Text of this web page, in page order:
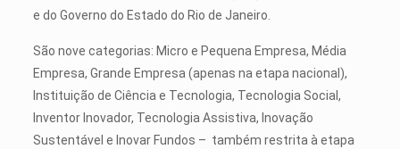
e do Governo do Estado do Rio de Janeiro.
São nove categorias: Micro e Pequena Empresa, Média
Empresa, Grande Empresa (apenas na etapa nacional),
Instituição de Ciência e Tecnologia, Tecnologia Social,
Inventor Inovador, Tecnologia Assistiva, Inovação
Sustentável e Inovar Fundos – também restrita à etapa